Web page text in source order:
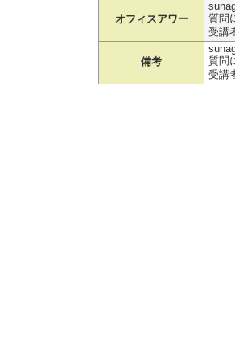
オフィスアワー
質問
受講
備考
質問
受講